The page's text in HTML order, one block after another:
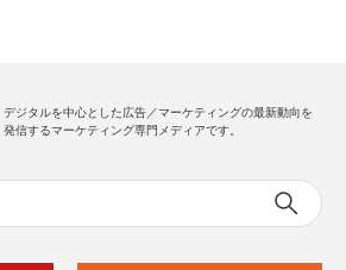
デジタルを中心とした広告／マーケティングの最新動向を
発信するマーケティング専門メディアです。